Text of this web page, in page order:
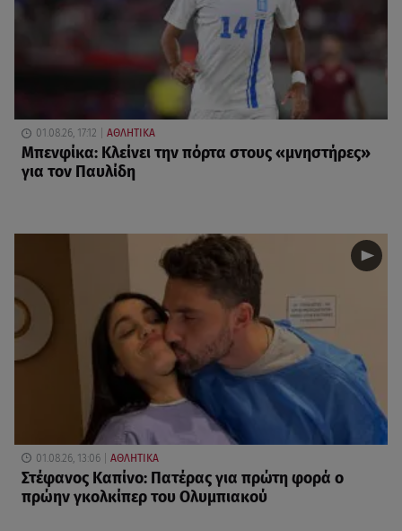
01.08.26, 17:12 ΑΘΛΗΤΙΚΑ
Μπενφίκα: Κλείνει την πόρτα στους «μνηστήρες»
για τον Παυλίδη
01.08.26, 13:06 ΑΘΛΗΤΙΚΑ
Στέφανος Καπίνο: Πατέρας για πρώτη φορά ο
πρώην γκολκίπερ του Ολυμπιακού